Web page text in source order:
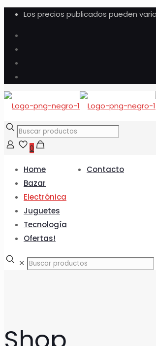
Los precios publicados pueden
0
Home
Bazar
Electrónica
Juguetes
Tecnología
Ofertas!
Contacto
✕